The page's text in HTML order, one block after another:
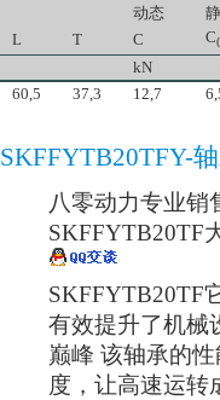
动态
L T C C
kN
60,5 37,3 12,7
SKFFYTB20TFY-
八零动力专业销
SKFFYTB20TF
SKFFYTB20TF
有效提升了机械
巅峰 该轴承的
度，让高速运转